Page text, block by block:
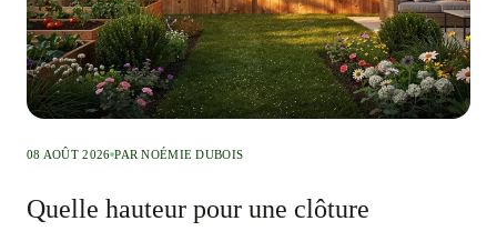
08 AOÛT 2026 PAR NOÉMIE DUBOIS
Quelle hauteur pour une clôture